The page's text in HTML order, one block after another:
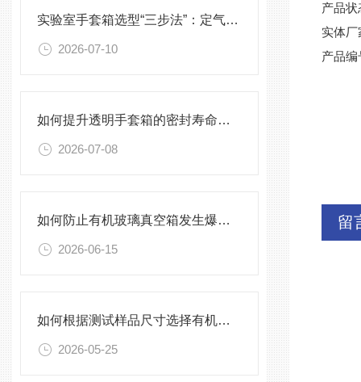
实验室手套箱选型“三步法”：定气氛、定压差、定配件
2026-07-10
如何提升透明手套箱的密封寿命？密封圈选型与保养须知
2026-07-08
如何防止有机玻璃真空箱发生爆裂？
2026-06-15
如何根据测试样品尺寸选择有机玻璃试验箱
2026-05-25
产品
实体
产品编
留